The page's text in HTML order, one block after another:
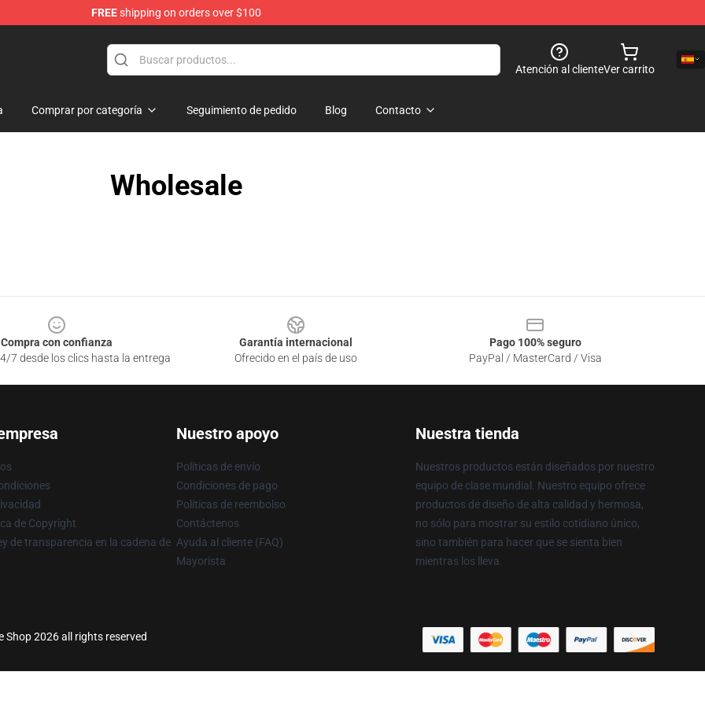
FREEshipping on orders over $100
Shop
Atención al clienteVer carrito
Comprar por categoría Seguimiento de pedido Blog Contacto
Wholesale
Compra con confianza
7 desde los clics hasta la entrega
Garantía internacional
Ofrecido en el país de uso
Pago 100% seguro
PayPal / MasterCard / Visa
de Copyright
de transparencia en la cadena de
Nuestro apoyo
Políticas de envío
Condiciones de pago
Políticas de reembolso
Contáctenos
Ayuda al cliente (FAQ)
Mayorista
Nuestra tienda
Nuestros productos están diseñados por nuestro
equipo de clase mundial. Nuestro equipo ofrece
productos de diseño de alta calidad y hermosa,
no sólo para mostrar su estilo cotidiano único,
sino también para hacer que se sienta bien
mientras los lleva.
Shop 2026 all rights reserved